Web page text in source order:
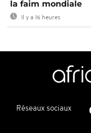
la faim mondiale
Il y a 16 heures
Réseaux sociaux